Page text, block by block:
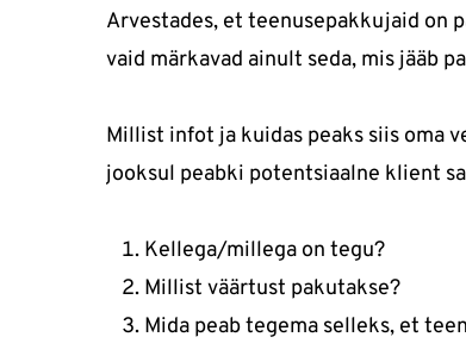
Arvestades, et teenusepakkujaid on
vaid märkavad ainult seda, mis jääb
Millist infot ja kuidas peaks siis oma
jooksul peabki potentsiaalne klient
Kellega/millega on tegu?
Millist väärtust pakutakse?
Mida peab tegema selleks, et